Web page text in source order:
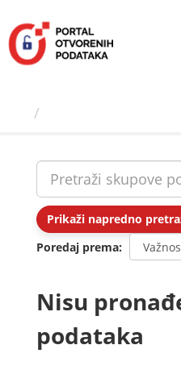
sadržaj
Prikaži napredno
Poredaj prema
Nisu
podataka